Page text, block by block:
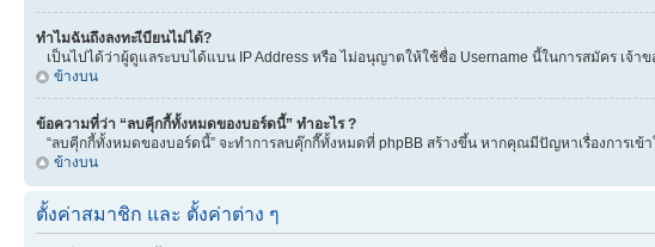
ทำไมฉันถึงลงทะเีบียนไม่ได้?
เป็นไปได้ว่าผู้ดูแลระบบได้แบน IP Address หรือ ไม่อนุญาตให้ใช้ชื่อ Username นี้ในการสมัคร เจ้
ข้างบน
ข้อความที่ว่า “ลบคุีกกี้ทั้งหมดของบอร์ดนี้” ทำอะไร ?
“ลบคุีกกี้ทั้งหมดของบอร์ดนี้” จะทำการลบคุ๊กกี๊ทั้งหมดที่ phpBB สร้างขึ้น หากคุณมีปัญหาเรื่องการเข้
ข้างบน
ตั้งค่าสมาชิก และ ตั้งค่าต่าง ๆ